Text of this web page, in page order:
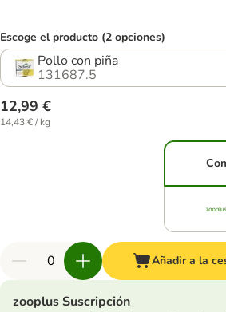
Escoge el producto (2 opciones)
Pollo con piña
131687.5
12,99 €
14,43 € / kg
Añadir a la
zooplus Suscripción